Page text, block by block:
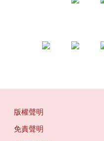
版權聲明
免責聲明